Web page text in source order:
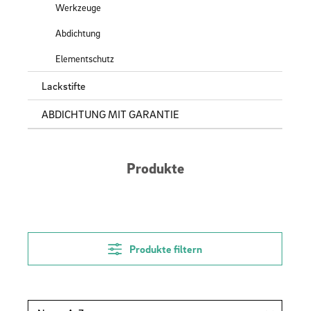
Werkzeuge
Abdichtung
Elementschutz
Lackstifte
ABDICHTUNG MIT GARANTIE
Produkte
Produkte filtern